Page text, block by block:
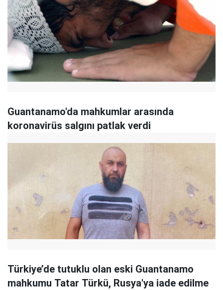
Guantanamo'da mahkumlar arasında
koronavirüs salgını patlak verdi
Türkiye’de tutuklu olan eski Guantanamo
mahkumu Tatar Türkü, Rusya'ya iade edilme